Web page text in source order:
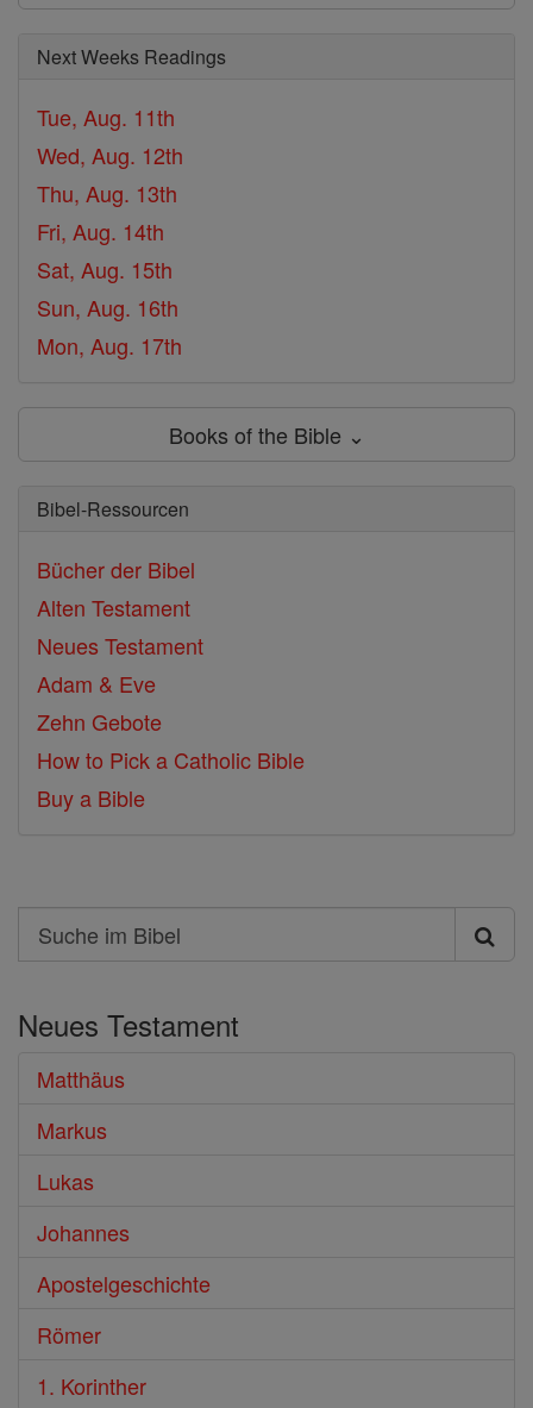
Next Weeks Readings
Tue, Aug. 11th
Wed, Aug. 12th
Thu, Aug. 13th
Fri, Aug. 14th
Sat, Aug. 15th
Sun, Aug. 16th
Mon, Aug. 17th
Books of the Bible ⌄
Bibel-Ressourcen
Bücher der Bibel
Alten Testament
Neues Testament
Adam & Eve
Zehn Gebote
How to Pick a Catholic Bible
Buy a Bible
Search
Suche
Bibel
Neues Testament
Matthäus
Markus
Lukas
Johannes
Apostelgeschichte
Römer
1. Korinther